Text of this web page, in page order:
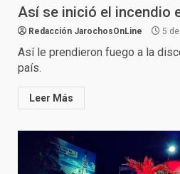
Así se inició el incendio
Redacción JarochosOnLine 5
Así le prendieron fuego a la
país.
Leer Más